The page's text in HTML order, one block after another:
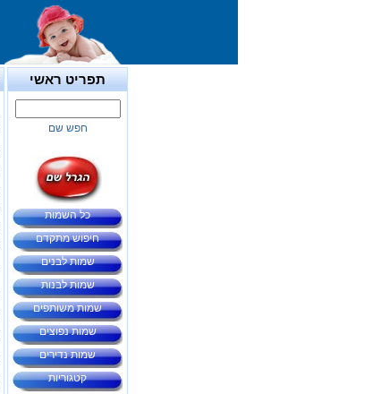
תפריט ראשי
חפש שם
כל השמות
חיפוש מתקדם
שמות לבנים
שמות לבנות
שמות משותפים
שמות נפוצים
שמות נדירים
קטגוריות